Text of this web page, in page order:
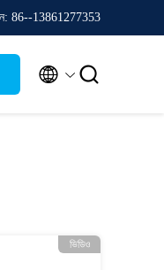
86--13861277353
 
ভিডিও